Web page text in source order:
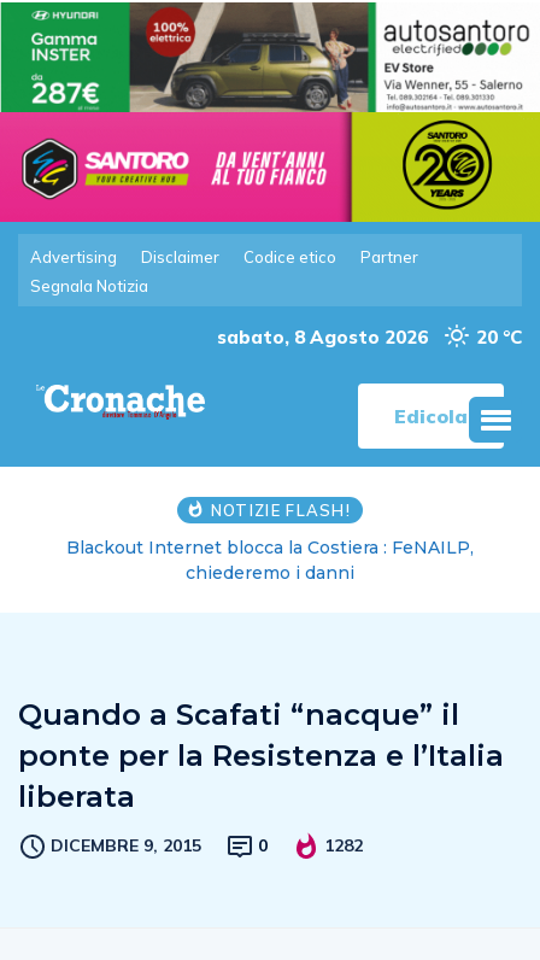
Advertising Disclaimer Codice etico
Partner
Segnala Notizia
sabato, 8 Agosto 2026 20 °C
Edicola
NOTIZIE FLASH!
Blackout Internet blocca la Costiera : FeNAILP,
chiederemo i danni
Quando a Scafati “nacque” il
ponte per la Resistenza e l’Italia
liberata
DICEMBRE 9, 2015 0 1282